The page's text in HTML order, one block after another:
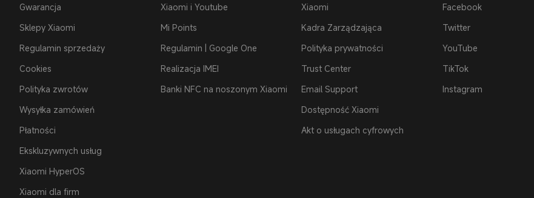
Gwarancja
Sklepy Xiaomi
Regulamin sprzedaży
Cookies
Polityka zwrotów
Wysyłka zamówień
Płatności
Ekskluzywnych usług
Xiaomi HyperOS
Xiaomi dla firm
Xiaomi i Youtube
Mi Points
Regulamin | Google One
Realizacja IMEI
Banki NFC na noszonym Xiaomi
Xiaomi
Kadra Zarządzająca
Polityka prywatności
Trust Center
Email Support
Dostępność Xiaomi
Akt o usługach cyfrowych
Facebook
Twitter
YouTube
TikTok
Instagram